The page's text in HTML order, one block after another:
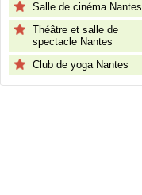
Salle de cinéma Nantes
Théâtre et salle de
spectacle Nantes
Club de yoga Nantes